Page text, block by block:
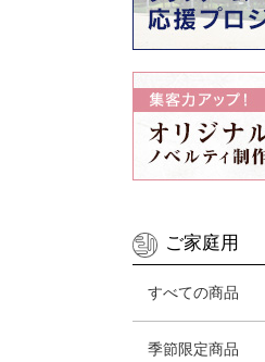
ご家庭用
すべての商品
季節限定商品